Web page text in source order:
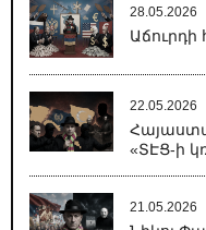
28.05.2026
Աճուրդի
22.05.2026
«ՏԷՑ-ի
21.05.2026